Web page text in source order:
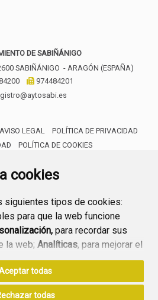
cookies
siguientes tipos de cookies:
para que la web funcione
para recordar sus
la web; Analíticas, para mejorar el
y sus servicios.
“Aceptar todas”
su uso. Si pulsa el botón
todas
todas
DE SABIÑÁNIGO
SABIÑÁNIGO - ARAGÓN (ESPAÑA)
974484201
AVISO LEGAL
POLÍTICA DE PRIVACIDAD
POLÍTICA DE COOKIES